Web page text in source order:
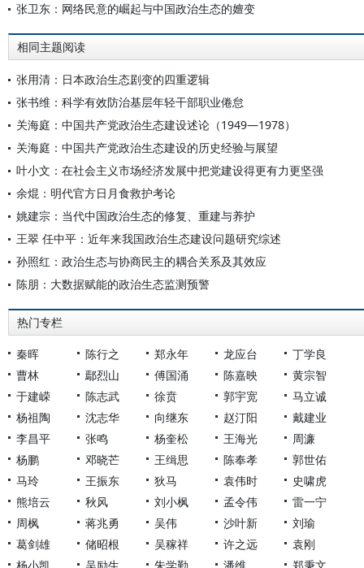
张卫东：网络民意的崛起与中国政治生态的嬗变
相同主题阅读
张用清：日本政治生态剧变的四重逻辑
张书维：科学有效防治基层年轻干部职业倦怠
关海庭：中国共产党政治生态建设述论（1949—1978）
关海庭：中国共产党政治生态建设的历史经验与展望
叶小文：在社会主义市场经济发展中把党建设得更有力更坚强
余焜：明代官方日月食救护考论
姚建宗：当代中国政治生态的修复、重建与养护
王翠 任中平：近年来我国政治生态建设问题研究综述
孙照红：政治生态与协商民主的耦合关系及其效应
陈朋：大数据赋能的政治生态监测预警
热门专栏
秦晖 陈行之 郑永年 龙应台
丁学良
曹林
鄢烈山 傅国涌 陈嘉映
黄宗智
于建嵘
陈志武 徐贲 郭宇宽
马立诚
杨祖陶
沈志华 向继东 赵汀阳
戴建业
李昌平
张鸣 杨奎松 王海光
周濂
杨鹏
邓晓芒 王缉思 陈奉孝
郭世佑
马玲
王振东 狄马 袁伟时
史啸虎
熊培云
秋风 刘小枫 孟令伟
雷一宁
周枫
蒋兆勇 吴伟 沙叶新
刘瑜
葛剑雄
储昭根 吴稼祥 许之远
袁刚